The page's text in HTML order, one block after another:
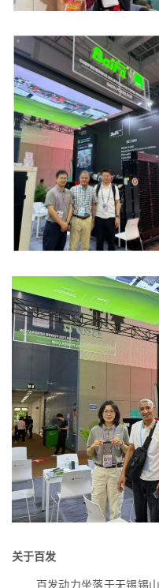
关于百发
百发动力坐落于无锡锡山